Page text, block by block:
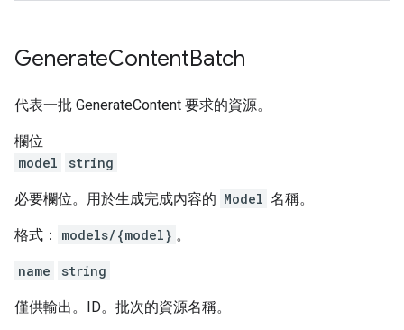
GenerateContentBatch
代表一批 GenerateContent 要求的資源。
欄位
model
string
必要欄位。用於生成完成內容的 Model 名稱。
格式： models/{model} 。
name string
僅供輸出。ID。批次的資源名稱。